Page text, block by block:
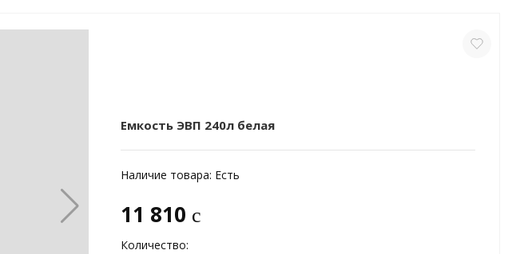
Емкость ЭВП 240л белая
Наличие товара: Есть
11 810 c
Количество: